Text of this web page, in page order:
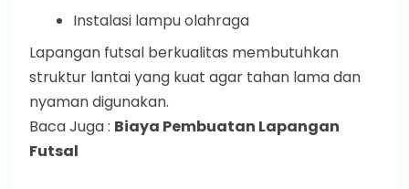
Instalasi lampu olahraga
Lapangan futsal berkualitas membutuhkan
struktur lantai yang kuat agar tahan lama dan
nyaman digunakan.
Baca Juga : Biaya Pembuatan Lapangan
Futsal